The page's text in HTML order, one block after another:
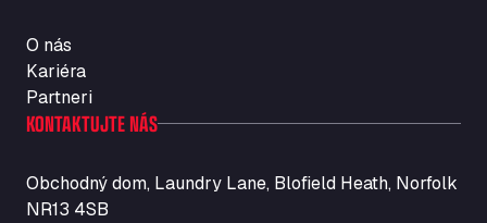
O nás
Kariéra
Partneri
KONTAKTUJTE NÁS
Obchodný dom, Laundry Lane, Blofield Heath, Norfolk
NR13 4SB